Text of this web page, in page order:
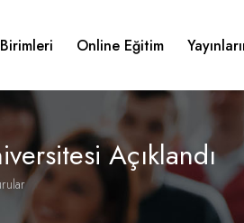
Online Eğitim
Açıklandı